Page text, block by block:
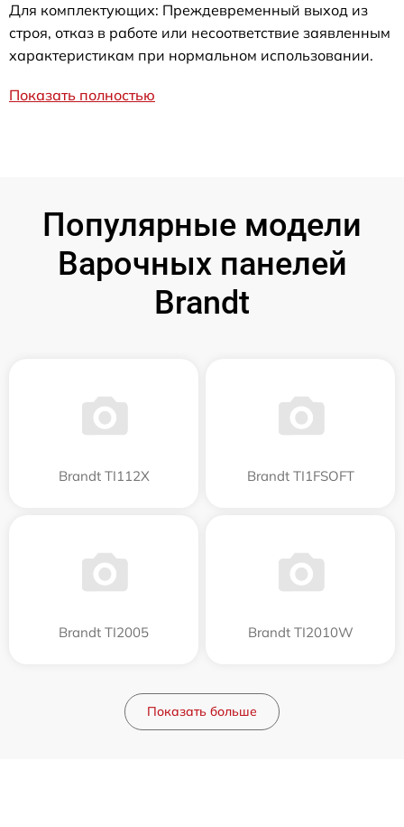
Для комплектующих: Преждевременный выход из
строя, отказ в работе или несоответствие заявленным
характеристикам при нормальном использовании.
Показать полностью
Популярные модели
Варочных панелей
Brandt
Brandt TI112X Brandt TI1FSOFT
Brandt TI2005 Brandt TI2010W
Показать больше